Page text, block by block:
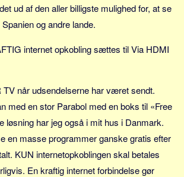
ud af den aller billigste mulighed for, at se
og andre lande.
internet opkobling sættes til Via HDMI
når udsendelserne har været sendt.
med en stor Parabol med en boks til «Free
løsning har jeg også i mit hus i Danmark.
en masse programmer ganske gratis efter
KUN internetopkoblingen skal betales
En kraftig internet forbindelse gør